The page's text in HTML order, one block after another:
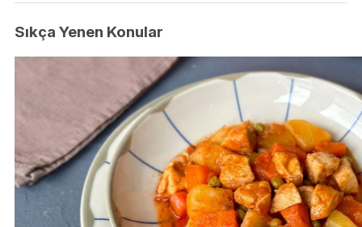
Sıkça Yenen Konular